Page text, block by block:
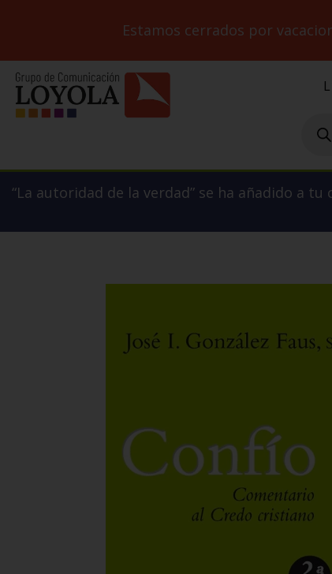
Estamos cerrados por
“La autoridad de la verdad” se ha añadido a tu